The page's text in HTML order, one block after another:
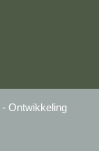
- Ontwikkeling